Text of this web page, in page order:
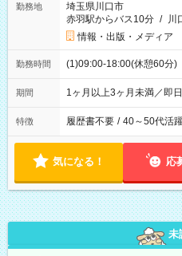
勤務地
埼玉県川口市
赤羽駅からバス10分 / 川
情報・出版・メディア
勤務時間 (1)09:00-18:00(休憩60分)
期間 1ヶ月以上3ヶ月未満／即
特徴 履歴書不要 / 40～50代活
気になる！ 応
未